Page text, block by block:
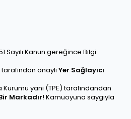
Sayılı Kanun gereğince Bilgi
onaylı Yer Sağlayıcı
yani (TPE) tarafındandan
Markadır! Kamuoyuna saygıyla